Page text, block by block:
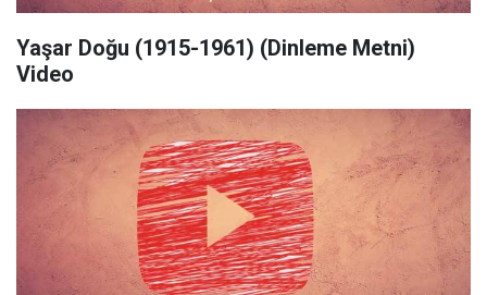
Yaşar Doğu (1915-1961) (Dinleme Metni)
Video